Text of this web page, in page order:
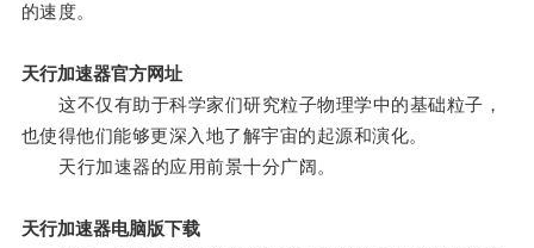
的速度。
天行加速器官方网址
这不仅有助于科学家们研究粒子物理学中的基础粒子，
也使得他们能够更深入地了解宇宙的起源和演化。
天行加速器的应用前景十分广阔。
天行加速器电脑版下载